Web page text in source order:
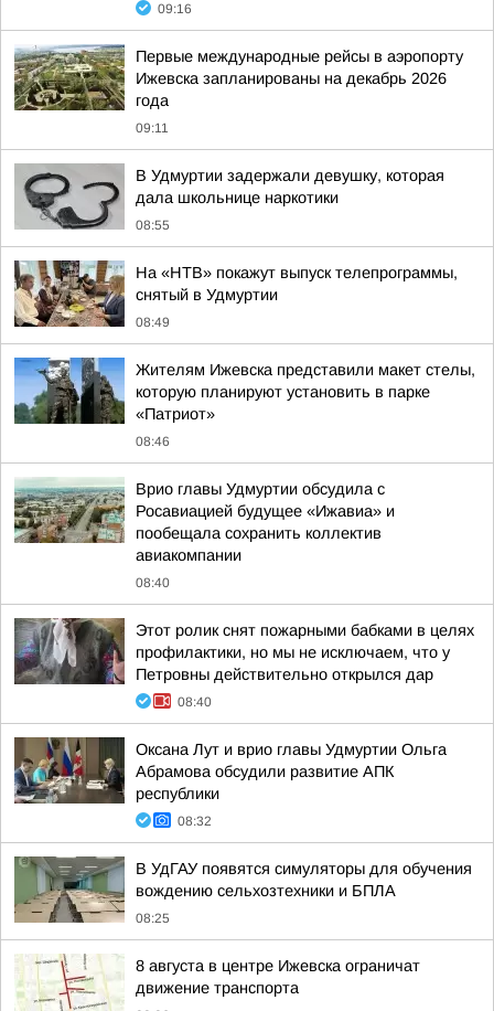
09:16
Первые международные рейсы в аэропорту
Ижевска запланированы на декабрь 2026
года
09:11
В Удмуртии задержали девушку, которая
дала школьнице наркотики
08:55
На «НТВ» покажут выпуск телепрограммы,
снятый в Удмуртии
08:49
Жителям Ижевска представили макет стелы,
которую планируют установить в парке
«Патриот»
08:46
Врио главы Удмуртии обсудила с
Росавиацией будущее «Ижавиа» и
пообещала сохранить коллектив
авиакомпании
08:40
Этот ролик снят пожарными бабками в целях
профилактики, но мы не исключаем, что у
Петровны действительно открылся дар
08:40
Оксана Лут и врио главы Удмуртии Ольга
Абрамова обсудили развитие АПК
республики
08:32
В УдГАУ появятся симуляторы для обучения
вождению сельхозтехники и БПЛА
08:25
8 августа в центре Ижевска ограничат
движение транспорта